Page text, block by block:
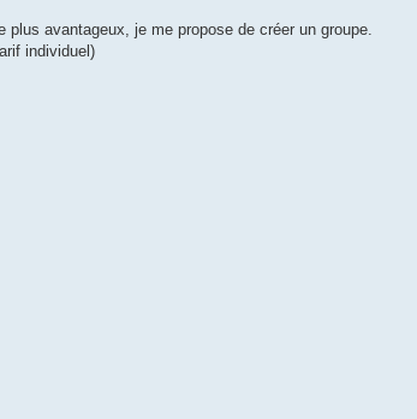
avantageux, je me propose de créer un groupe.
individuel)